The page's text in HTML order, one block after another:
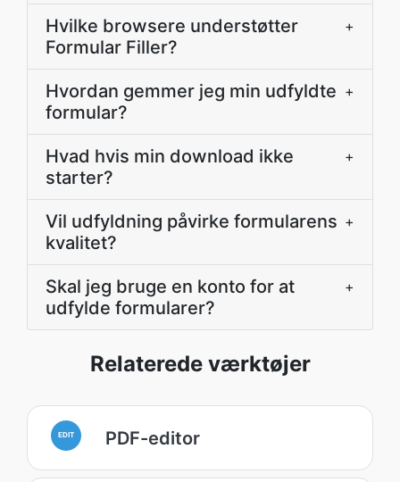
Hvilke browsere understøtter
Formular Filler?
+
Hvordan gemmer jeg min udfyldte
formular?
+
Hvad hvis min download ikke
starter?
+
Vil udfyldning påvirke formularens
kvalitet?
+
Skal jeg bruge en konto for at
udfylde formularer?
+
Relaterede værktøjer
EDIT PDF-editor